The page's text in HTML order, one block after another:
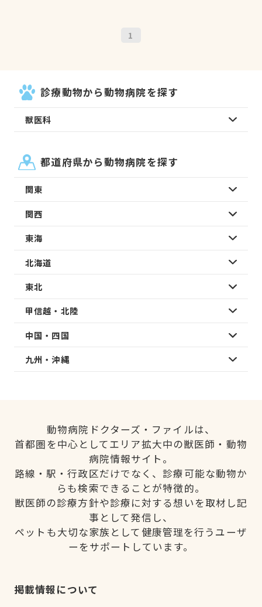
1
診療動物から動物病院を探す
獣医科
都道府県から動物病院を探す
関東
関西
東海
北海道
東北
甲信越・北陸
中国・四国
九州・沖縄
動物病院ドクターズ・ファイルは、
首都圏を中心としてエリア拡大中の獣医師・動物
病院情報サイト。
路線・駅・行政区だけでなく、診療可能な動物か
らも検索できることが特徴的。
獣医師の診療方針や診療に対する想いを取材し記
事として発信し、
ペットも大切な家族として健康管理を行うユーザ
ーをサポートしています。
掲載情報について